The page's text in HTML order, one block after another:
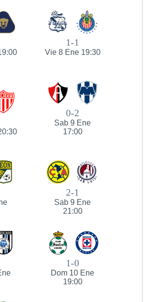
1-1
Vie 8 Ene 19:30
0-2
Sab 9 Ene
17:00
2-1
Sab 9 Ene
21:00
1-0
Dom 10 Ene
19:00